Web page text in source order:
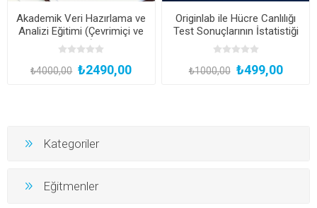
Akademik Veri Hazırlama ve
Analizi Eğitimi (Çevrimiçi ve
Canlı)
₺4000,00 ₺2490,00
Originlab ile Hücre Canlılığı
Test Sonuçlarının İstatistiği
₺1000,00 ₺499,00
Kategoriler
Eğitmenler